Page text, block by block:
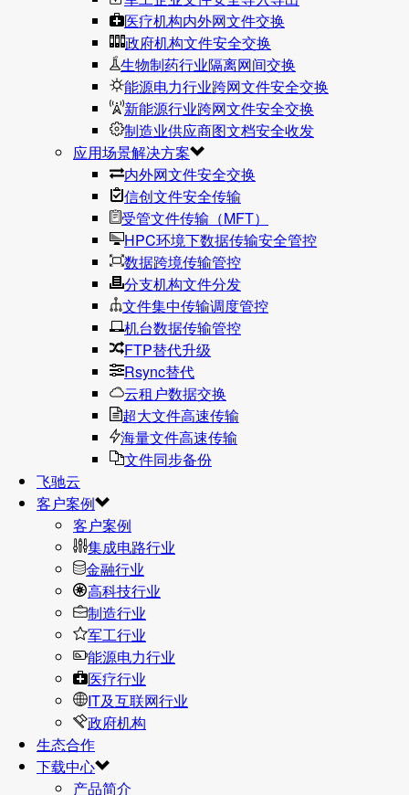
医疗机构内外网文件交换
政府机构文件安全交换
生物制药行业隔离网间交换
能源电力行业跨网文件安全交换
新能源行业跨网文件安全交换
制造业供应商图文档安全收发
应用场景解决方案
内外网文件安全交换
信创文件安全传输
受管文件传输（MFT）
HPC环境下数据传输安全管控
数据跨境传输管控
分支机构文件分发
文件集中传输调度管控
机台数据传输管控
FTP替代升级
Rsync替代
云租户数据交换
超大文件高速传输
海量文件高速传输
文件同步备份
飞驰云
客户案例
客户案例
集成电路行业
金融行业
高科技行业
制造行业
军工行业
能源电力行业
医疗行业
IT及互联网行业
政府机构
生态合作
下载中心
产品简介